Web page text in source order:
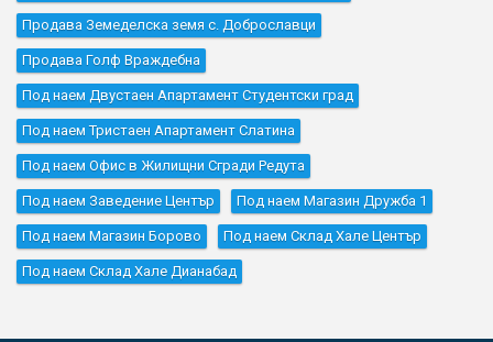
Продава Земеделска земя с. Доброславци
Продава Голф Враждебна
Под наем Двустаен Апартамент Студентски град
Под наем Тристаен Апартамент Слатина
Под наем Офис в Жилищни Сгради Редута
Под наем Заведение Център Под наем Магазин Дружба 1
Под наем Магазин Борово Под наем Склад Хале Център
Под наем Склад Хале Дианабад